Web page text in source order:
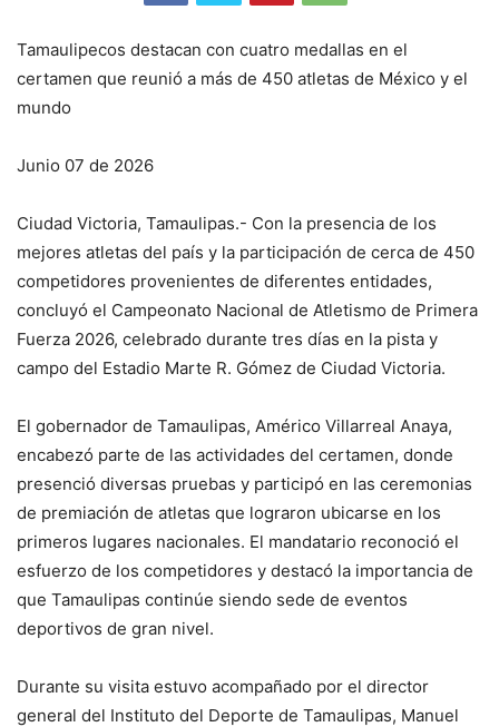
Tamaulipecos destacan con cuatro medallas en el
certamen que reunió a más de 450 atletas de México y el
mundo
Junio 07 de 2026
Ciudad Victoria, Tamaulipas.- Con la presencia de los
mejores atletas del país y la participación de cerca de 450
competidores provenientes de diferentes entidades,
concluyó el Campeonato Nacional de Atletismo de Primera
Fuerza 2026, celebrado durante tres días en la pista y
campo del Estadio Marte R. Gómez de Ciudad Victoria.
El gobernador de Tamaulipas, Américo Villarreal Anaya,
encabezó parte de las actividades del certamen, donde
presenció diversas pruebas y participó en las ceremonias
de premiación de atletas que lograron ubicarse en los
primeros lugares nacionales. El mandatario reconoció el
esfuerzo de los competidores y destacó la importancia de
que Tamaulipas continúe siendo sede de eventos
deportivos de gran nivel.
Durante su visita estuvo acompañado por el director
general del Instituto del Deporte de Tamaulipas, Manuel